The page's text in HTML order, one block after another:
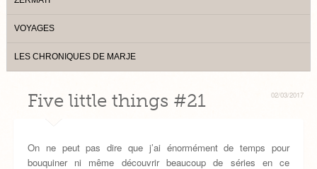
VOYAGES
LES CHRONIQUES DE MARJE
02/03/2017
Five little things #21
On ne peut pas dire que j’ai énormément de temps pour
bouquiner ni même découvrir beaucoup de séries en ce